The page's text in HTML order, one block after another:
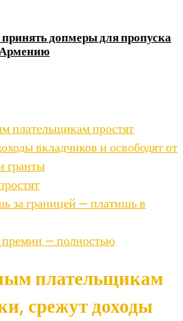
допмеры для пропуска
Армению
плательщикам простят
вкладчиков и освободят от
гранты
за границей — платишь в
— полностью
плательщикам
срежут доходы